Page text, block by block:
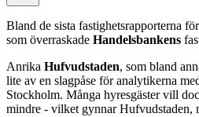
Bland de sista fastighetsrapporterna
som överraskade Handelsbankens
Anrika Hufvudstaden, som bland
lite av en slagpåse för analytikerna
Stockholm. Många hyresgäster vill
mindre - vilket gynnar Hufvudstaden,